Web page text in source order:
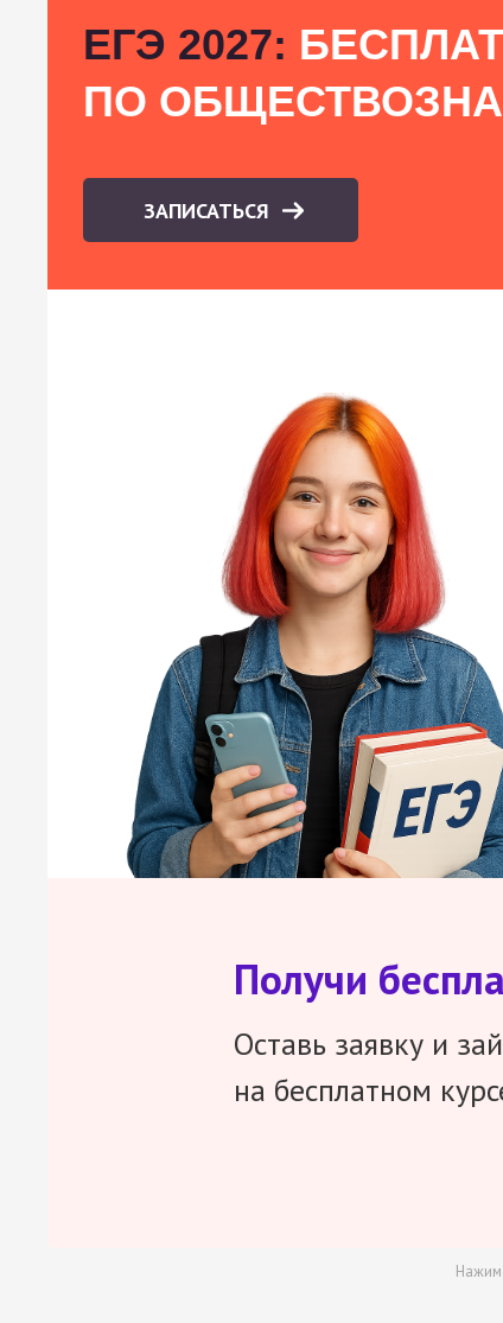
ЕГЭ 2027:
ПО
ЗАПИСАТЬСЯ
Получи
Оставь заявку и
на бесплатном